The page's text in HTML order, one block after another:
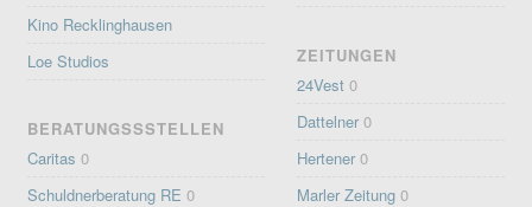
Kino Recklinghausen
Loe Studios
BERATUNGSSSTELLEN
Caritas 0
Schuldnerberatung RE 0
ZEITUNGEN
24Vest 0
Dattelner 0
Hertener 0
Marler Zeitung 0